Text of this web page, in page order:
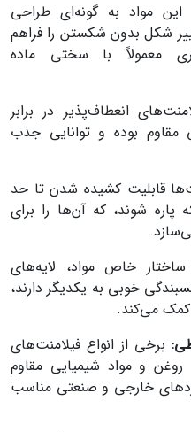
این مواد به گونه‌ای طراحی
شکل بدون شکستن را فراهم
معمولاً با سختی ماده
انعطاف‌پذیر در برابر
بوده و توانایی جذب
قابلیت کشیده شدن تا حد
شوند، که آن‌ها را برای
خاص مواد، لایه‌های
خوبی به یکدیگر دارند،
کمک می‌کند.
برخی از انواع فیلامنت‌های
روغن و مواد شیمیایی مقاوم
خارجی و صنعتی مناسب